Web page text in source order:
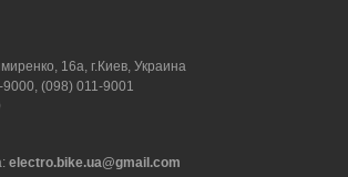
16а, г.Киев, Украина
(098) 011-9001
electro.bike.ua@gmail.com